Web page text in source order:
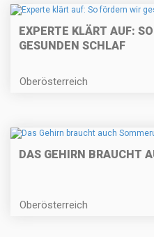
EXPERTE KLÄRT AUF:
GESUNDEN SCHLAF
Oberösterreich
DAS GEHIRN BRAUCHT
Oberösterreich